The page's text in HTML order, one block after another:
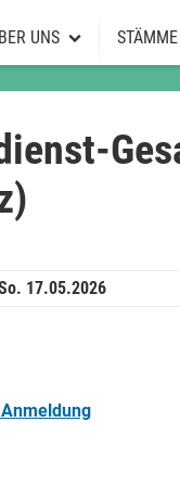
UNS
uns
STÄMME
17.05.2026